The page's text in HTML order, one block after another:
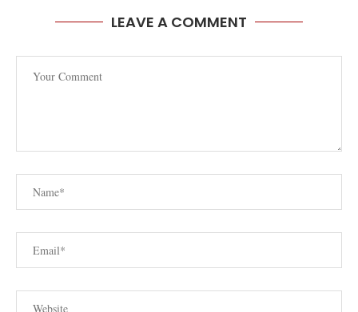
LEAVE A COMMENT